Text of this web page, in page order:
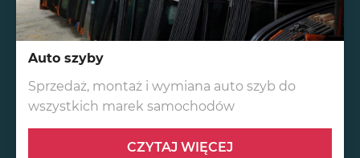
Auto szyby
Sprzedaż, montaż i wymiana auto szyb do
wszystkich marek samochodów
CZYTAJ WIĘCEJ